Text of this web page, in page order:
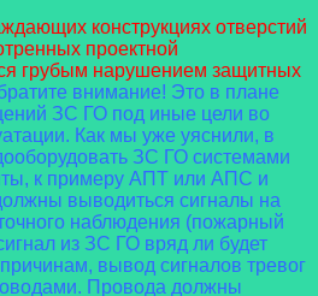
конструкциях отверстий
проектной
грубым нарушением защитных
внимание! Это в плане
ЗС ГО под иные цели во
Как мы уже уяснили, в
ЗС ГО системами
к примеру АПТ или АПС и
выводиться сигналы на
наблюдения (пожарный
из ЗС ГО вряд ли будет
вывод сигналов тревог
Провода должны